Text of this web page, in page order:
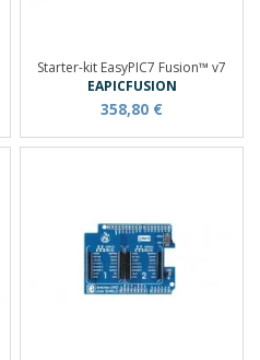
Starter-kit EasyPIC7 Fusion™ v7
EAPICFUSION
358,80 €